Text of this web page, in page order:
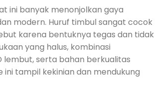
ini banyak menonjolkan gaya
modern. Huruf timbul sangat cocok
karena bentuknya tegas dan tidak
yang halus, kombinasi
lembut, serta bahan berkualitas
ini tampil kekinian dan mendukung